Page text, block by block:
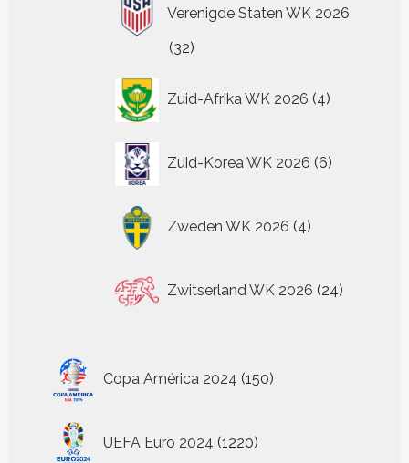
Verenigde Staten WK 2026
3232
Zuid-Afrika WK 2026 4
producten
Zuid-Korea WK 2026 6
producten
Zweden WK 2026 4
producten
Zwitserland WK 2026 24
producten
Copa América 2024 150
producten
UEFA Euro 2024 1220
producten